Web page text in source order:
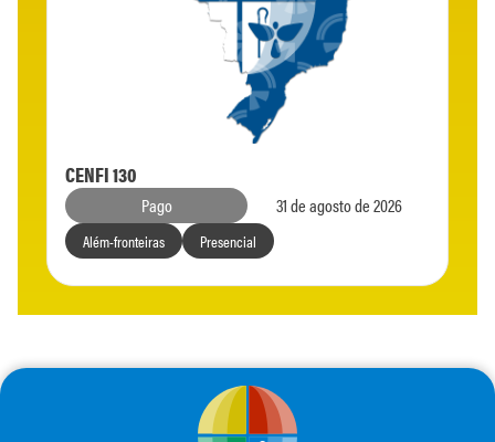
CENFI 130
Pago 31 de agosto de 2026
Além-fronteiras Presencial